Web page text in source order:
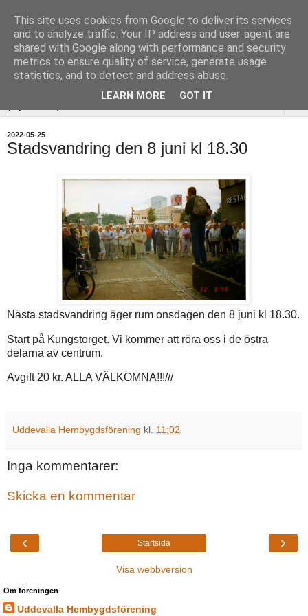
Uddevalla
Hembygdsförening
2022-05-25
Stadsvandring den 8 juni kl 18.30
Nästa stadsvandring äger rum onsdagen den 8 juni kl 18.30.
Start på Kungstorget. Vi kommer att röra oss i de östra
delarna av centrum.
Avgift 20 kr. ALLA VÄLKOMNA!!!///
Uddevalla Hembygdsförening kl. 11:02
Inga kommentarer:
Skicka en kommentar
‹ ›
Startsida
Visa webbversion
Om föreningen
Uddevalla Hembygdsförening
This site uses cookies from Google to deliver its services
and to analyze traffic. Your IP address and user-agent are
shared with Google along with performance and security
metrics to ensure quality of service, generate usage
statistics, and to detect and address abuse.
LEARN MORE GOT IT